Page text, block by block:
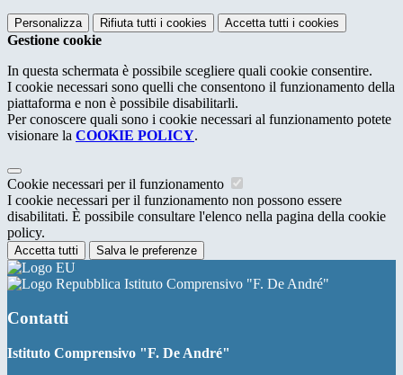
Personalizza Rifiuta tutti i cookies Accetta tutti i cookies
Gestione cookie
In questa schermata è possibile scegliere quali cookie consentire.
I cookie necessari sono quelli che consentono il funzionamento della
piattaforma e non è possibile disabilitarli.
Per conoscere quali sono i cookie necessari al funzionamento potete
visionare la COOKIE POLICY.
Cookie necessari per il funzionamento
I cookie necessari per il funzionamento non possono essere
disabilitati. È possibile consultare l'elenco nella pagina della cookie
policy.
Accetta tutti Salva le preferenze
Istituto Comprensivo "F. De André"
Contatti
Istituto Comprensivo "F. De André"